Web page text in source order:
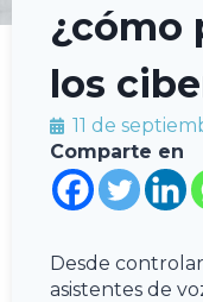
¿cómo
los
11 de
Comparte en
Desde
asistentes de